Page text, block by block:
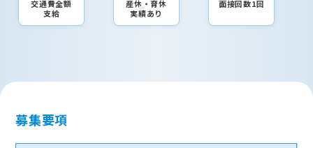
交通費全額
支給
産休・育休
実績あり
面接回数1回
募集要項